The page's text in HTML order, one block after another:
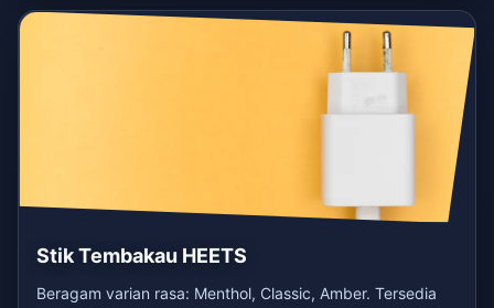
Stik Tembakau HEETS
Beragam varian rasa: Menthol, Classic, Amber. Tersedia